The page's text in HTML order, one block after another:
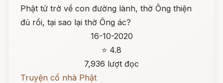
Phật tử trở về con đường lành, thờ Ông thiện
đủ rồi, tại sao lại thờ Ông ác?
16-10-2020
⭐ 4.8
7,936 lượt đọc
Truyện cổ nhà Phật